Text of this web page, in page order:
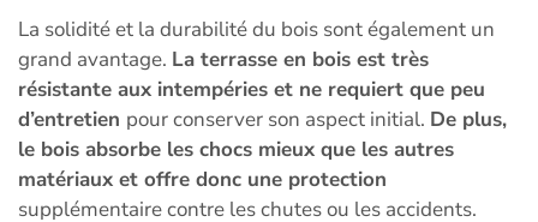
La solidité et la durabilité du bois sont également un
grand avantage. La terrasse en bois est très
résistante aux intempéries et ne requiert que peu
d’entretien pour conserver son aspect initial. De plus,
le bois absorbe les chocs mieux que les autres
matériaux et offre donc une protection
supplémentaire contre les chutes ou les accidents.